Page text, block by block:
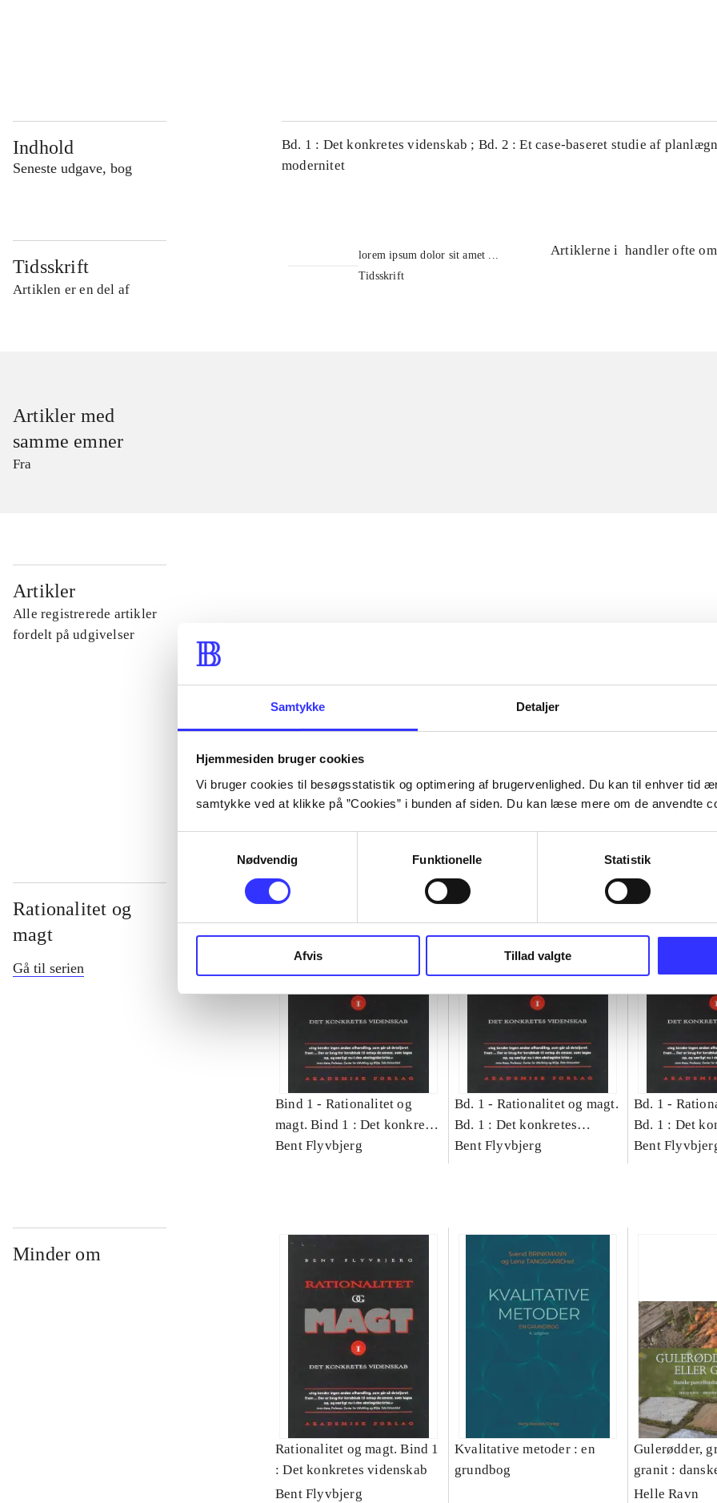
Samtykke Detaljer
Hjemmesiden bruger cookies
Vi bruger cookies til besøgsstatistik og optimering af brugervenlighed. Du kan til enhver tid
samtykke ved at klikke på ”Cookies” i bunden af siden. Du kan læse mere om de anvendte
Nødvendig
Funktionelle Statistik
Afvis Tillad valgte
Indhold
Seneste udgave, bog
Bd. 1 : Det konkretes videnskab ; Bd. 2 : Et case-baseret studie af
modernitet
Tidsskrift
Artiklen er en del af
lorem ipsum dolor sit amet ...
Tidsskrift
Artiklerne i handler ofte om
Artikler med
samme emner
Fra
Artikler
Alle registrerede artikler
fordelt på udgivelser
...
...
...
Rationalitet og
magt
Gå til serien
Bind 1 - Rationalitet og
magt. Bind 1 : Det konkretes
videnskab
Bent Flyvbjerg
Bd. 1 - Rationalitet og magt.
Bd. 1 : Det konkretes
videnskab
Bent Flyvbjerg
Bd. 1 -
Bd. 1 : Det
videnskab
Bent
Minder om
Rationalitet og magt. Bind 1
: Det konkretes videnskab
Bent Flyvbjerg
Kvalitative metoder : en
grundbog
Gulerødder,
granit :
Helle Ravn